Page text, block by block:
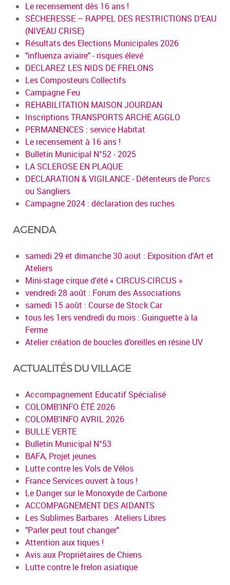
Le recensement dès 16 ans !
SÉCHERESSE – RAPPEL DES RESTRICTIONS D'EAU
(NIVEAU CRISE)
Résultats des Elections Municipales 2026
"influenza aviaire" - risques élevé
DECLAREZ LES NIDS DE FRELONS
Les Composteurs Collectifs
Campagne Feu
REHABILITATION MAISON JOURDAN
Inscriptions TRANSPORTS ARCHE AGGLO
PERMANENCES : service Habitat
Le recensement à 16 ans !
Bulletin Municipal N°52 - 2025
LA SCLEROSE EN PLAQUE
DECLARATION & VIGILANCE - Détenteurs de Porcs
ou Sangliers
Campagne 2024 : déclaration des ruches
AGENDA
samedi 29 et dimanche 30 aout : Exposition d'Art et
Ateliers
Mini-stage cirque d'été « CIRCUS-CIRCUS »
vendredi 28 août : Forum des Associations
samedi 15 août : Course de Stock Car
tous les 1ers vendredi du mois : Guinguette à la
Ferme
Atelier création de boucles d’oreilles en résine UV
ACTUALITÉS DU VILLAGE
Accompagnement Educatif Spécialisé
COLOMB'INFO ÉTÉ 2026
COLOMB'INFO AVRIL 2026
BULLE VERTE
Bulletin Municipal N°53
BAFA, Projet jeunes
Lutte contre les Vols de Vélos
France Services ouvert à tous !
Le Danger sur le Monoxyde de Carbone
ACCOMPAGNEMENT DES AIDANTS
Les Sublimes Barbares : Ateliers Libres
"Parler peut tout changer"
Attention aux tiques !
Avis aux Propriétaires de Chiens
Lutte contre le frelon asiatique